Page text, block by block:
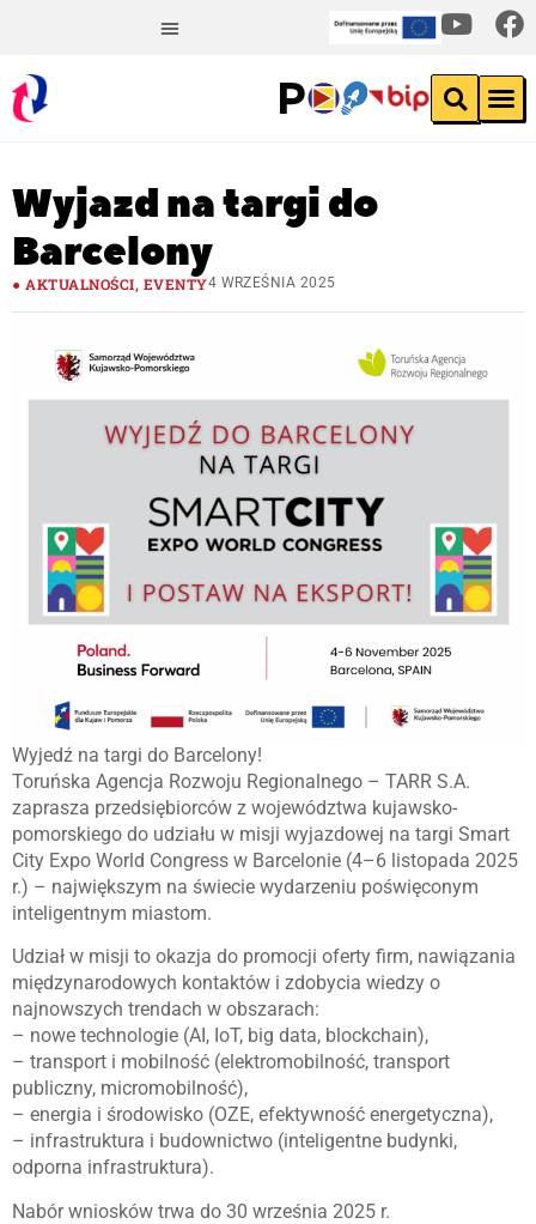
Wyjazd na targi do
Barcelony
AKTUALNOŚCI, EVENTY4 WRZEŚNIA 2025
Wyjedź na targi do Barcelony!
Toruńska Agencja Rozwoju Regionalnego – TARR S.A.
zaprasza przedsiębiorców z województwa kujawsko-
pomorskiego do udziału w misji wyjazdowej na targi Smart
City Expo World Congress w Barcelonie (4–6 listopada 2025
r.) – największym na świecie wydarzeniu poświęconym
inteligentnym miastom.
Udział w misji to okazja do promocji oferty firm, nawiązania
międzynarodowych kontaktów i zdobycia wiedzy o
najnowszych trendach w obszarach:
– nowe technologie (AI, IoT, big data, blockchain),
– transport i mobilność (elektromobilność, transport
publiczny, micromobilność),
– energia i środowisko (OZE, efektywność energetyczna),
– infrastruktura i budownictwo (inteligentne budynki,
odporna infrastruktura).
Nabór wniosków trwa do 30 września 2025 r.